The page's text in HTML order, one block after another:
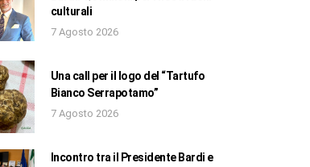
culturali
7 Agosto 2026
Una call per il logo del “Tartufo
Bianco Serrapotamo”
7 Agosto 2026
Incontro tra il Presidente Bardi e